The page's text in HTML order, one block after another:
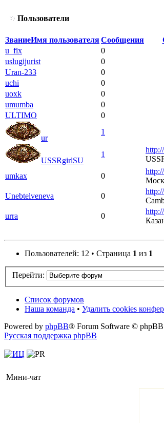
Пользователи
ЗваниеИмя пользователяСообщения
u_fix
0
uslugijurist
0
Uran-233
0
uchi
0
uoxk
0
umumba
0
ULTIMO
0
ur
1
USSRgirlSU
1
umkax 0
Unebtelveneva 0
urra 0
Пользователей: 12 • Страница 1 из 1
Перейти:
Список форумов
Наша команда • Удалить cookies
Powered by phpBB® Forum Software © phpBB
Русская поддержка phpBB
Мини-чат